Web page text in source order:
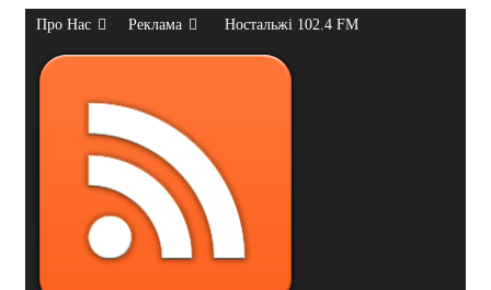
Про Нас Реклама Ностальжі 102.4 FM